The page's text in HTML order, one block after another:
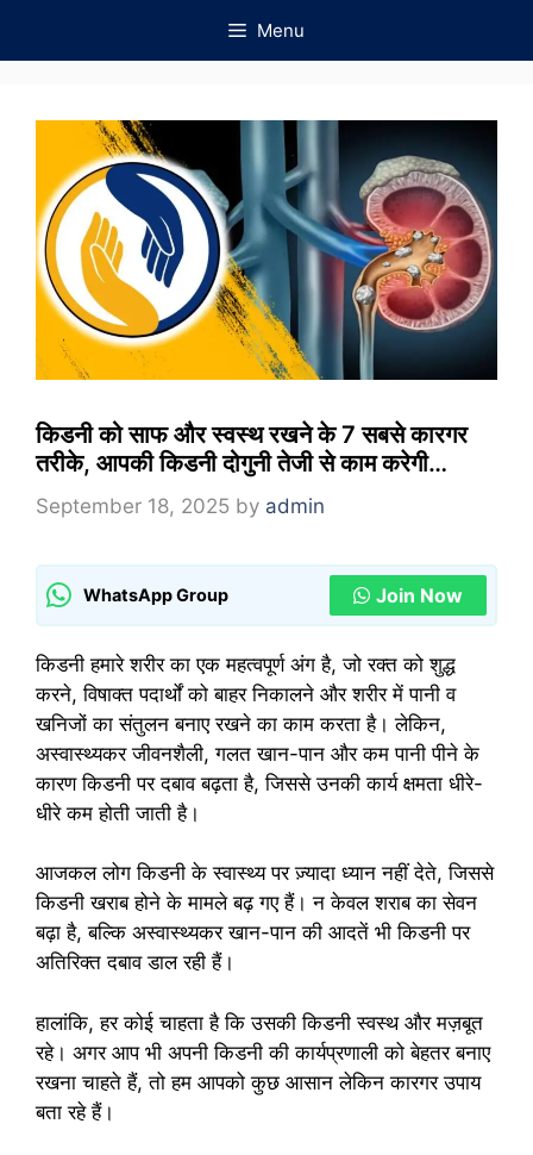
Menu
किडनी को साफ और स्वस्थ रखने के 7 सबसे कारगर
तरीके, आपकी किडनी दोगुनी तेजी से काम करेगी…
September 18, 2025 by admin
WhatsApp Group Join Now
किडनी हमारे शरीर का एक महत्वपूर्ण अंग है, जो रक्त को शुद्ध
करने, विषाक्त पदार्थों को बाहर निकालने और शरीर में पानी व
खनिजों का संतुलन बनाए रखने का काम करता है। लेकिन,
अस्वास्थ्यकर जीवनशैली, गलत खान-पान और कम पानी पीने के
कारण किडनी पर दबाव बढ़ता है, जिससे उनकी कार्य क्षमता धीरे-
धीरे कम होती जाती है।
आजकल लोग किडनी के स्वास्थ्य पर ज़्यादा ध्यान नहीं देते, जिससे
किडनी खराब होने के मामले बढ़ गए हैं। न केवल शराब का सेवन
बढ़ा है, बल्कि अस्वास्थ्यकर खान-पान की आदतें भी किडनी पर
अतिरिक्त दबाव डाल रही हैं।
हालांकि, हर कोई चाहता है कि उसकी किडनी स्वस्थ और मज़बूत
रहे। अगर आप भी अपनी किडनी की कार्यप्रणाली को बेहतर बनाए
रखना चाहते हैं, तो हम आपको कुछ आसान लेकिन कारगर उपाय
बता रहे हैं।